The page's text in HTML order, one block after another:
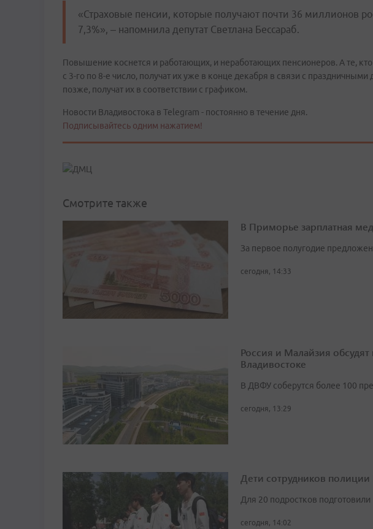
«Страховые пенсии, которые получают почти 36 миллионов
7,3%», – напомнила депутат Светлана Бессараб.
Повышение коснется и работающих, и неработающих пенсионеров. А те,
с 3-го по 8-е число, получат их уже в конце декабря в связи с праздничными
позже, получат их в соответствии с графиком.
Новости Владивостока в Telegram - постоянно в течение дня.
Подписывайтесь одним нажатием!
Смотрите также
В Приморье зарплатная
За первое полугодие
сегодня, 14:33
Россия и Малайзия
Владивостоке
В ДВФУ соберутся более 100
сегодня, 13:29
Дети сотрудников
Для 20 подростков
сегодня, 14:02